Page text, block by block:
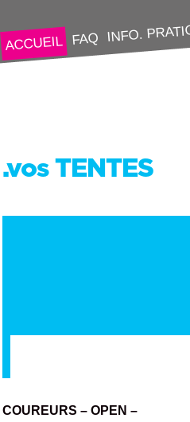
ACCUEIL FAQ INFO.
.vos TENTES
COUREURS – OPEN –